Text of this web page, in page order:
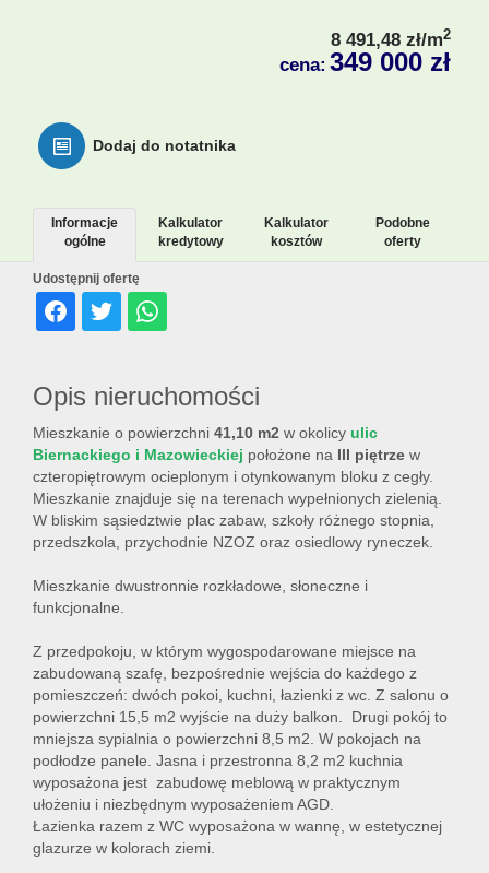
8 491,48 zł/m2
cena: 349 000 zł
Dodaj do notatnika
Udostępnij ofertę
Informacje
ogólne
Kalkulator
kredytowy
Kalkulator
kosztów
Podobne
oferty
Opis nieruchomości
Mieszkanie o powierzchni 41,10 m2 w okolicy ulic
Biernackiego i Mazowieckiej położone na III piętrze w
czteropiętrowym ocieplonym i otynkowanym bloku z cegły.
Mieszkanie znajduje się na terenach wypełnionych zielenią.
W bliskim sąsiedztwie plac zabaw, szkoły różnego stopnia,
przedszkola, przychodnie NZOZ oraz osiedlowy ryneczek.
Mieszkanie dwustronnie rozkładowe, słoneczne i
funkcjonalne.
Z przedpokoju, w którym wygospodarowane miejsce na
zabudowaną szafę, bezpośrednie wejścia do każdego z
pomieszczeń: dwóch pokoi, kuchni, łazienki z wc. Z salonu o
powierzchni 15,5 m2 wyjście na duży balkon. Drugi pokój to
mniejsza sypialnia o powierzchni 8,5 m2. W pokojach na
podłodze panele. Jasna i przestronna 8,2 m2 kuchnia
wyposażona jest zabudowę meblową w praktycznym
ułożeniu i niezbędnym wyposażeniem AGD.
Łazienka razem z WC wyposażona w wannę, w estetycznej
glazurze w kolorach ziemi.